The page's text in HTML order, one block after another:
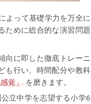
よって基礎学力を万全に
ために総合的な演習問題
向に即した徹底トレーニ
も行い、時間配分や教科
覚」
を磨きます。
立中学を志望する小学6